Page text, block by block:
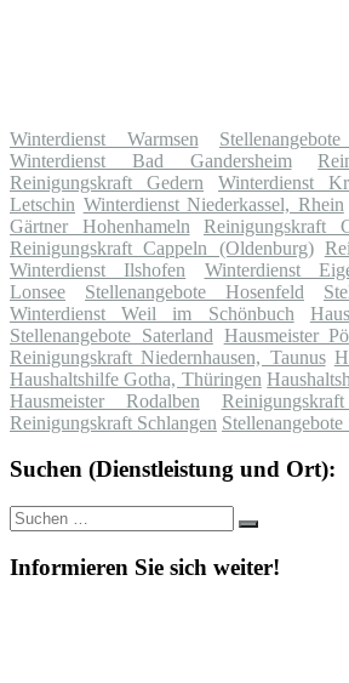
Winterdienst Warmsen
Winterdienst Bad Gandersheim
Reinigungskraft Gedern
Winterdienst
Letschin Winterdienst Niederkassel, Rhein
Gärtner Hohenhameln
Reinigungskraft
Reinigungskraft Cappeln (Oldenburg)
Winterdienst Ilshofen
Winterdienst
Lonsee
Stellenangebote Hosenfeld
Winterdienst Weil im Schönbuch
Stellenangebote Saterland Hausmeister
Reinigungskraft Niedernhausen, Taunus
Haushaltshilfe Gotha, Thüringen
Hausmeister Rodalben
Reinigungskraft Schlangen
Suchen (Dienstleistung und Ort):
Suche
nach:
Suchen
Informieren Sie sich weiter!